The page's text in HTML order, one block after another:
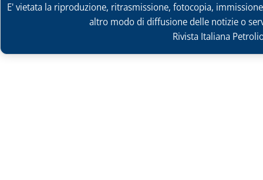
E' vietata la riproduzione, ritrasmissione, fotocopia,
altro modo di diffusione delle notizie o
Rivista Italiana